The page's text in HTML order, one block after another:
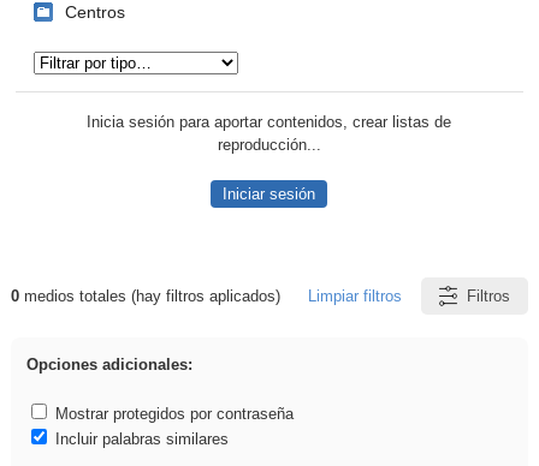
Centros
Inicia sesión para aportar contenidos, crear listas de
reproducción...
Iniciar sesión
Resultados de: realista
0medios totales (hay filtros aplicados) Limpiar filtros Filtros
Opciones adicionales:
Mostrar protegidos por contraseña
Incluir palabras similares